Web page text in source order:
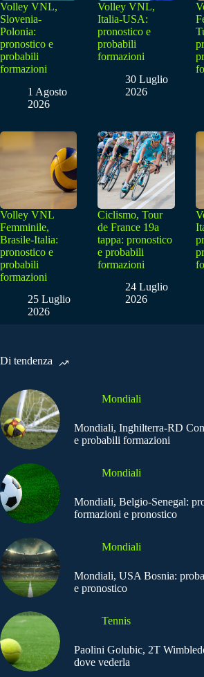
Volley VNL,
Slovenia-
Polonia:
pronostico e
probabili
formazioni
1 Agosto
2026
Volley VNL,
Italia-USA:
pronostico e
probabili
formazioni
30 Luglio
2026
Volley VNL
Femminile,
Brasile-Italia:
pronostico e
probabili
formazioni
25 Luglio
2026
Ciclismo, Tour
de France 19a
tappa: pronostico
e probabili
formazioni
24 Luglio
2026
Di tendenza
Mondiali
Mondiali, Inghilterra-RD
e probabili formazioni
Mondiali
Mondiali, Belgio-Senegal:
formazioni e pronostico
Mondiali
Mondiali, USA Bosnia:
e pronostico
Tennis
Paolini Golubic, 2T
dove vederla